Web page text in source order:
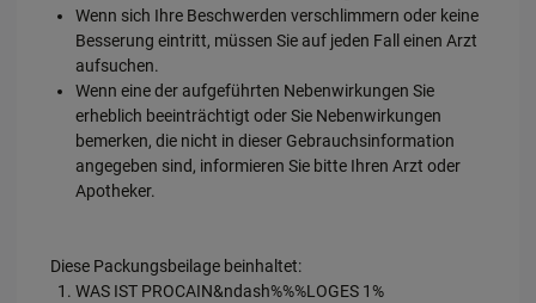
Wenn sich Ihre Beschwerden verschlimmern oder keine
Besserung eintritt, müssen Sie auf jeden Fall einen Arzt
aufsuchen.
Wenn eine der aufgeführten Nebenwirkungen Sie
erheblich beeinträchtigt oder Sie Nebenwirkungen
bemerken, die nicht in dieser Gebrauchsinformation
angegeben sind, informieren Sie bitte Ihren Arzt oder
Apotheker.
Diese Packungsbeilage beinhaltet:
WAS IST PROCAIN&ndash%%%LOGES 1%